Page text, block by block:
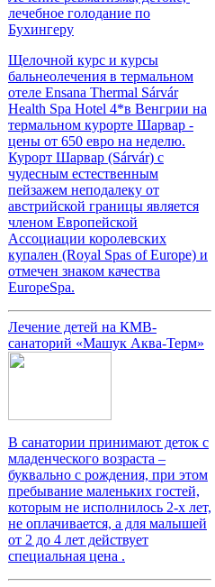
лечебное голодание по
Бухингеру
Щелочной курс и курсы
бальнеолечения в термальном
отеле Ensana Thermal Sárvár
Health Spa Hotel 4*в Венгрии на
термальном курорте Шарвар -
цены от 650 евро на неделю.
Курорт Шарвар (Sárvár) с
чудесным естественным
пейзажем неподалеку от
австрийской границы является
членом Европейской
Ассоциации королевских
купален (Royal Spas of Europe) и
отмечен знаком качества
EuropeSpa.
Лечение детей на КМВ-
санаторий «Машук Аква-Терм»
В санатории принимают деток с
младенческого возраста –
буквально с рождения, при этом
пребывание маленьких гостей,
которым не исполнилось 2-х лет,
не оплачивается, а для малышей
от 2 до 4 лет действует
специальная цена .